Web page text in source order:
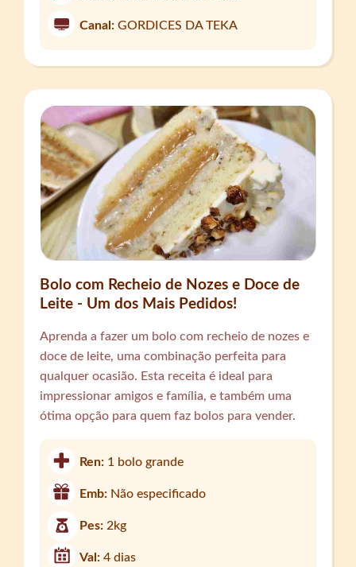
Canal: GORDICES DA TEKA
Bolo com Recheio de Nozes e Doce de
Leite - Um dos Mais Pedidos!
Aprenda a fazer um bolo com recheio de nozes e
doce de leite, uma combinação perfeita para
qualquer ocasião. Esta receita é ideal para
impressionar amigos e família, e também uma
ótima opção para quem faz bolos para vender.
Ren: 1 bolo grande
Emb: Não especificado
Pes: 2kg
Val:4 dias